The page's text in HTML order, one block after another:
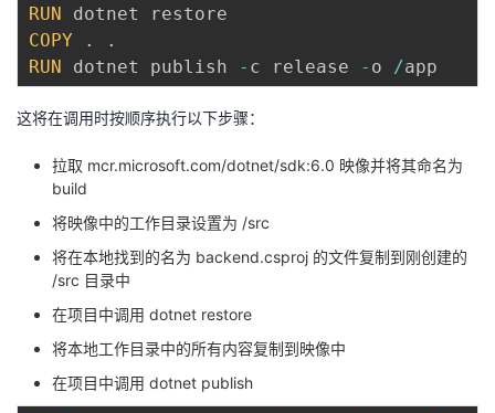
RUN
COPY
.
.
RUN
dotnet publish - c release - o /
这将在调用时按顺序执行以下步骤：
拉取 mcr.microsoft.com/dotnet/sdk:6.0 映像并将其命名为
build
将映像中的工作目录设置为 /src
将在本地找到的名为 backend.csproj 的文件复制到刚创建的
/src 目录中
在项目中调用 dotnet restore
将本地工作目录中的所有内容复制到映像中
在项目中调用 dotnet publish